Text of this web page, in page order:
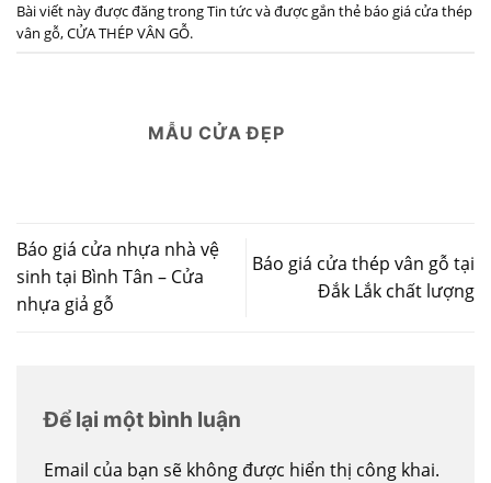
Bài viết này được đăng trongTin tứcvà được gắn thẻ báo giá cửa thép
vân gỗ,CỬA THÉP VÂN GỖ.
MẪU CỬA ĐẸP
Báo giá cửa nhựa nhà vệ
sinh tại Bình Tân – Cửa
nhựa giả gỗ
Báo giá cửa thép vân gỗ tại
Đắk Lắk chất lượng
Để lại một bình luận
Email của bạn sẽ không được hiển thị công khai.